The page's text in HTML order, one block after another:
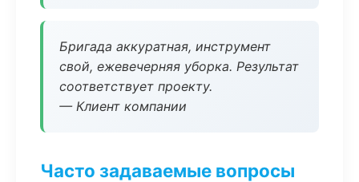
Бригада аккуратная, инструмент
свой, ежевечерняя уборка. Результат
соответствует проекту.
— Клиент компании
Часто задаваемые вопросы